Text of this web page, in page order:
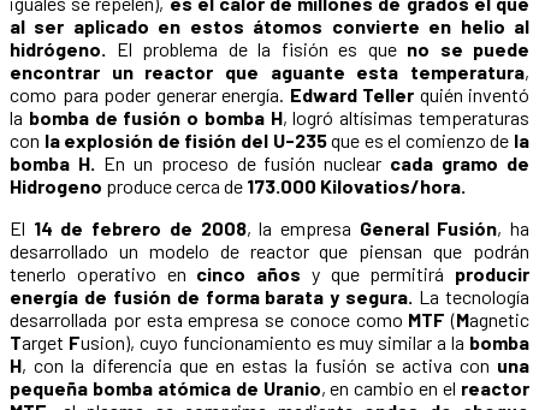
al ser aplicado en estos átomos convierte en helio al
hidrógeno. El problema de la fisión es que no se puede
encontrar un reactor que aguante esta temperatura,
como para poder generar energía. Edward Teller quién inventó
la bomba de fusión o bomba H, logró altísimas temperaturas
con la explosión de fisión del U-235que es el comienzo de la
bomba H. En un proceso de fusión nuclear cada gramo de
Hidrogeno produce cerca de 173.000 Kilovatios/hora.
El 14 de febrero de 2008, la empresa General Fusión, ha
desarrollado un modelo de reactor que piensan que podrán
tenerlo operativo en cinco años y que permitirá producir
energía de fusión de forma barata y segura. La tecnología
desarrollada por esta empresa se conoce como MTF (Magnetic
Target Fusion), cuyo funcionamiento es muy similar a la bomba
H, con la diferencia que en estas la fusión se activa con una
pequeña bomba atómica de Uranio, en cambio en el reactor